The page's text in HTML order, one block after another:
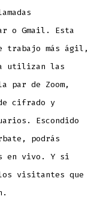
o Gmail. Esta
trabajo más ágil,
utilizan las
par de Zoom,
de cifrado y
Escondido
podrás
en vivo. Y si
visitantes que